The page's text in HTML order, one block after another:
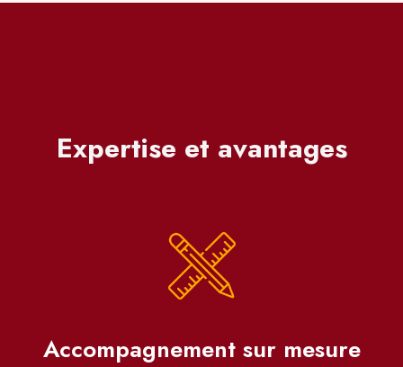
Expertise et avantages
Accompagnement sur mesure